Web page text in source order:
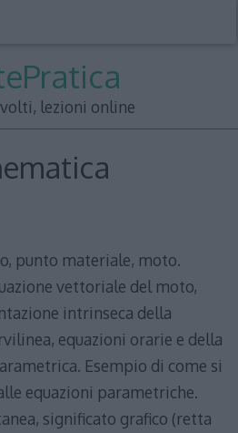
lezioni online
punto materiale, moto.
vettoriale del moto,
intrinseca della
equazioni orarie e della
Esempio di come si
equazioni parametriche.
significato grafico (retta